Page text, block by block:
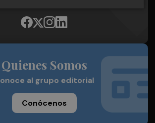
Quienes Somos
al grupo editorial
Conócenos